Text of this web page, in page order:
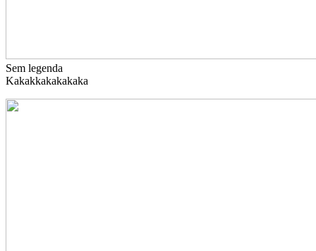
Sem legenda
Kakakkakakakaka